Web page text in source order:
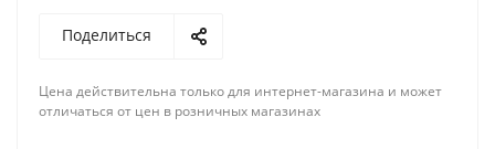
Поделиться
Цена действительна только для интернет-магазина и может
отличаться от цен в розничных магазинах